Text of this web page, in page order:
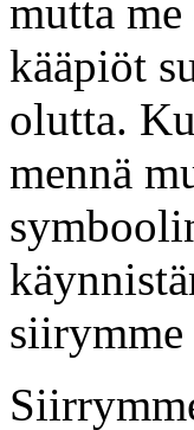
mutta
kääpiöt
olutta.
mennä
siirymme